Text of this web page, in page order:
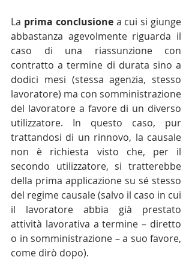
La prima conclusione a cui si giunge
abbastanza agevolmente riguarda il
caso di una riassunzione con
contratto a termine di durata sino a
dodici mesi (stessa agenzia, stesso
lavoratore) ma con somministrazione
del lavoratore a favore di un diverso
utilizzatore. In questo caso, pur
trattandosi di un rinnovo, la causale
non è richiesta visto che, per il
secondo utilizzatore, si tratterebbe
della prima applicazione su sé stesso
del regime causale (salvo il caso in cui
il lavoratore abbia già prestato
attività lavorativa a termine – diretto
o in somministrazione – a suo favore,
come dirò dopo).